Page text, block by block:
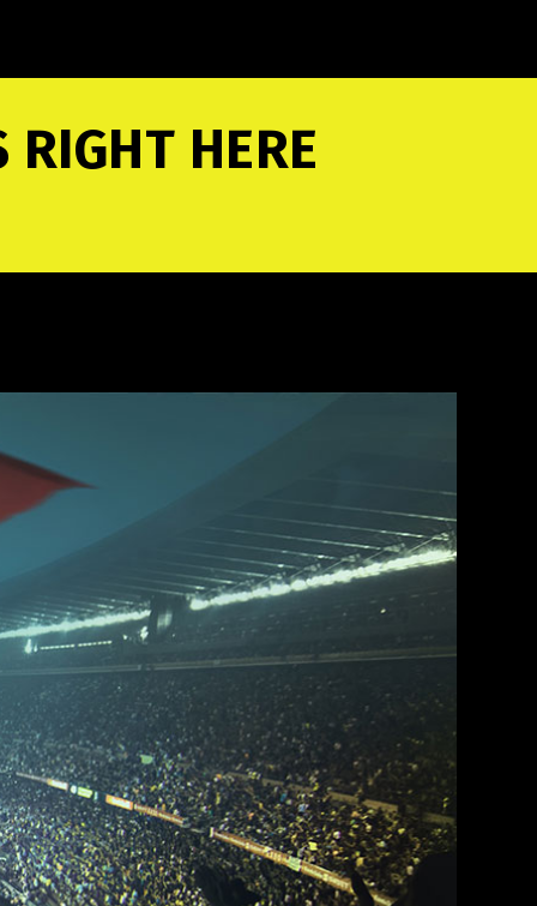
RIGHT HERE